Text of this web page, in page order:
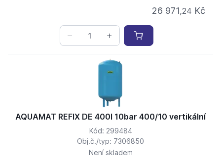
26 971,24 Kč
AQUAMAT REFIX DE 400l 10bar 400/10 vertikální
Kód: 299484
Obj.č./typ: 7306850
Není skladem